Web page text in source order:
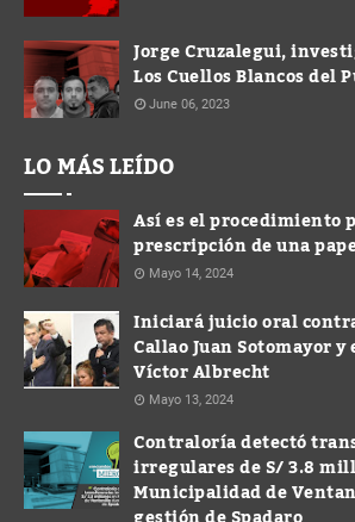
Jorge Cruzalegui,
Los Cuellos Blancos del
cargo de Gerente en la
June 06, 2023
LO MÁS LEÍDO
Así es el procedimiento
prescripción de una
Mayo 14, 2024
Iniciará juicio oral
Callao Juan Sotomayor
Víctor Albrecht
Mayo 13, 2024
Contraloría detectó
irregulares de S/ 3.8
Municipalidad de